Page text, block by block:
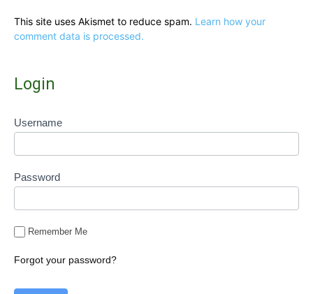
This site uses Akismet to reduce spam. Learn how your
comment data is processed.
Login
Username
Password
Remember Me
Forgot your password?